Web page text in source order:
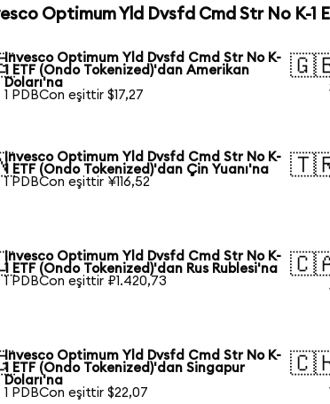
Optimum Yld Dvsfd Cmd Str No K-1
Invesco Optimum Yld Dvsfd Cmd Str No K-
1 ETF (Ondo Tokenized)'dan Amerikan
Doları'na
1 PDBCon eşittir $17,27
Invesco Optimum Yld Dvsfd Cmd Str No K-
1 ETF (Ondo Tokenized)'dan Çin Yuanı'na
1 PDBCon eşittir ¥116,52
Invesco Optimum Yld Dvsfd Cmd Str No K-
1 ETF (Ondo Tokenized)'dan Rus Rublesi'na
1 PDBCon eşittir ₽1.420,73
Invesco Optimum Yld Dvsfd Cmd Str No K-
1 ETF (Ondo Tokenized)'dan Singapur
Doları'na
1 PDBCon eşittir $22,07